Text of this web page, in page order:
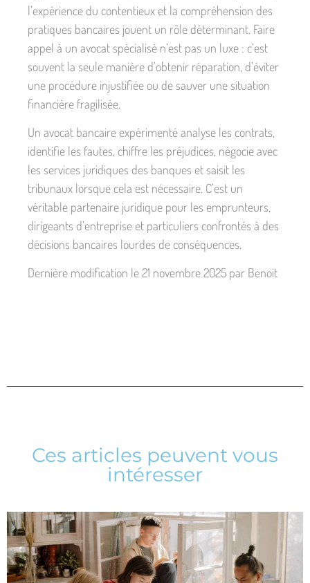
l’expérience du contentieux et la compréhension des
pratiques bancaires jouent un rôle déterminant. Faire
appel à un avocat spécialisé n’est pas un luxe : c’est
souvent la seule manière d’obtenir réparation, d’éviter
une procédure injustifiée ou de sauver une situation
financière fragilisée.
Un avocat bancaire expérimenté analyse les contrats,
identifie les fautes, chiffre les préjudices, négocie avec
les services juridiques des banques et saisit les
tribunaux lorsque cela est nécessaire. C’est un
véritable partenaire juridique pour les emprunteurs,
dirigeants d’entreprise et particuliers confrontés à des
décisions bancaires lourdes de conséquences.
Dernière modification le 21 novembre 2025 par Benoit
Ces articles peuvent vous
intéresser